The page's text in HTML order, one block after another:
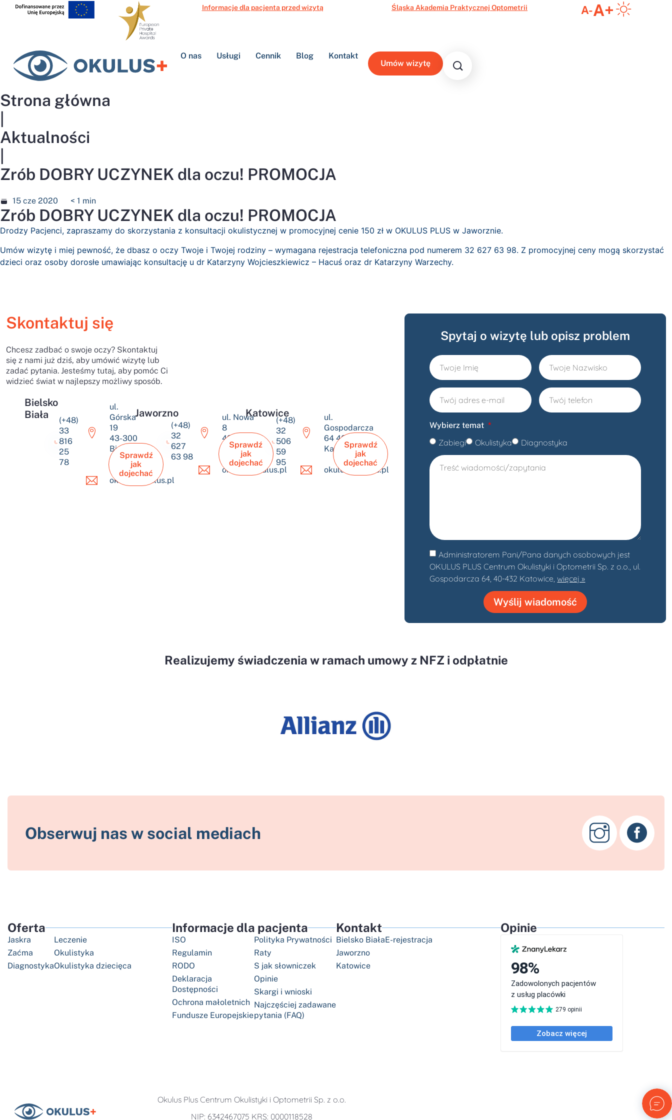
Informacje dla pacjenta przed wizytą Śląska Akademia Praktycznej Optometrii A-A+
O nas Usługi Cennik Blog Kontakt
Umów wizytę
Strona główna
Aktualności
Zrób DOBRY UCZYNEK dla oczu! PROMOCJA
15 cze 2020 < 1 min
Zrób DOBRY UCZYNEK dla oczu! PROMOCJA
Drodzy Pacjenci, zapraszamy do skorzystania z konsultacji okulistycznej w promocyjnej cenie 150 zł w OKULUS PLUS w Jaworznie.
Umów wizytę i miej pewność, że dbasz o oczy Twoje i Twojej rodziny – wymagana rejestracja telefoniczna pod numerem 32 627 63 98. Z promocyjnej ceny mogą skorzystać
dzieci oraz osoby dorosłe umawiając konsultację u dr Katarzyny Wojcieszkiewicz – Hacuś oraz dr Katarzyny Warzechy.
Skontaktuj się
Chcesz zadbać o swoje oczy? Skontaktuj
się z nami już dziś, aby umówić wizytę lub
zadać pytania. Jesteśmy tutaj, aby pomóc Ci
widzieć świat w najlepszy możliwy sposób.
Bielsko
Biała
(+48)
33
816
25
78
ul.
Górska
19
43-300
Bielsko-
Biała
okulus@okulus.pl
Sprawdź
jak
dojechać
Jaworzno
(+48)
32
627
63 98
ul. Nowa
8
43-600
Jaworzno
okulus@okulus.pl
Sprawdź
jak
dojechać
Katowice
(+48)
32
506
59
95
ul.
Gospodarcza
64 40-432
Katowice
okulus@okulus.pl
Sprawdź
jak
dojechać
Spytaj o wizytę lub opisz problem
Wybierz temat
Zabiegi Okulistyka Diagnostyka
Administratorem Pani/Pana danych osobowych jest
OKULUS PLUS Centrum Okulistyki i Optometrii Sp. z o.o., ul.
Gospodarcza 64, 40-432 Katowice,więcej »
Wyślij wiadomość
Realizujemy świadczenia w ramach umowy z NFZ i odpłatnie
Obserwuj nas w social mediach
Oferta
Jaskra
Zaćma
Diagnostyka
Leczenie
Okulistyka
Okulistyka dziecięca
Informacje dla pacjenta
ISO
Regulamin
RODO
Deklaracja
Dostępności
Ochrona małoletnich
Fundusze Europejskie
Polityka Prywatności
Raty
S jak słowniczek
Opinie
Skargi i wnioski
Najczęściej zadawane
pytania (FAQ)
Kontakt
Bielsko Biała
Jaworzno
Katowice
E-rejestracja
Opinie
Okulus Plus Centrum Okulistyki i Optometrii Sp. z o.o.
NIP: 6342467075 KRS: 0000118528